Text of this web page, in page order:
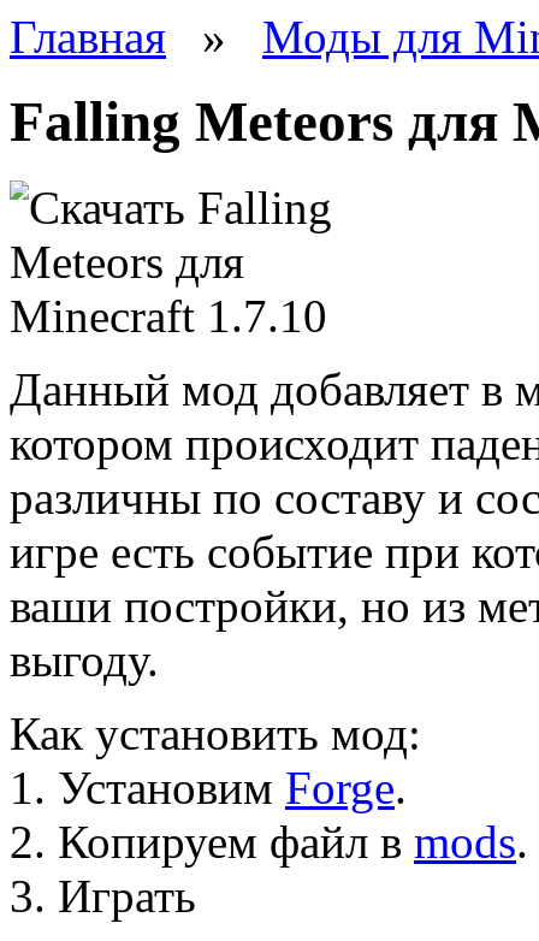
Главная » Моды для
Falling Meteors для
Данный мод добавляет в
котором происходит
различны по составу и
игре есть событие при
ваши постройки, но из
выгоду.
Как установить мод:
1. Установим Forge.
2. Копируем файл в mods.
3. Играть